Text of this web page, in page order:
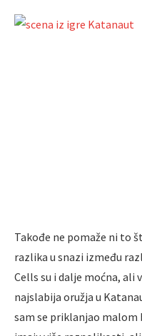
Takođe ne pomaže ni to
razlika u snazi između
Cells su i dalje moćna, ali
najslabija oružja u
sam se priklanjao malom